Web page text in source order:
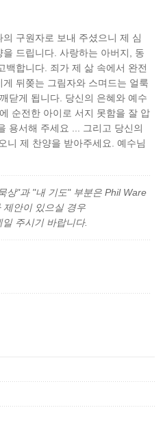
구원자로 보내 주셨으니 제 심
드립니다. 사랑하는 아버지, 동
백합니다. 죄가 제 삶 속에서 완전
뒤쫒는 그림자와 스며드는 얼룩
닫게 됩니다. 당신의 은혜와 예수
순전한 아이로 서지 못함을 잘 압
용서해 주세요 ... 그리고 당신의
니 제 찬양을 받아주세요. 예수님
상"과 "내 기도" 부분은 Phil Ware
제안이 있으실 경우
일 주시기 바랍니다.